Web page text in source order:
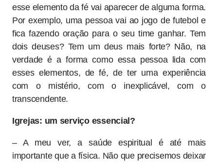
esse elemento da fé vai aparecer de alguma forma.
Por exemplo, uma pessoa vai ao jogo de futebol e
fica fazendo oração para o seu time ganhar. Tem
dois deuses? Tem um deus mais forte? Não, na
verdade é a forma como essa pessoa lida com
esses elementos, de fé, de ter uma experiência
com o mistério, com o inexplicável, com o
transcendente.
Igrejas: um serviço essencial?
– A meu ver, a saúde espiritual é até mais
importante que a física. Não que precisemos deixar